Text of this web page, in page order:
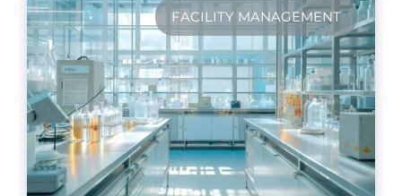
FACILITY MANAGEMENT